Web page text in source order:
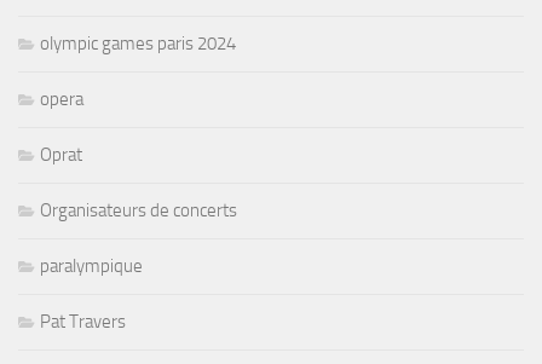
olympic games paris 2024
opera
Oprat
Organisateurs de concerts
paralympique
Pat Travers